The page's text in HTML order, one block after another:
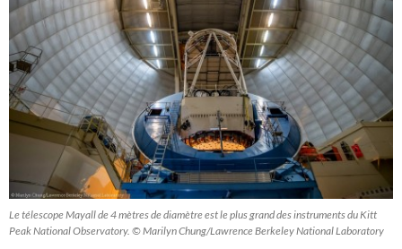
Le télescope Mayall de 4 mètres de diamètre est le plus grand des instruments du Kitt
Peak National Observatory. © Marilyn Chung/Lawrence Berkeley National Laboratory